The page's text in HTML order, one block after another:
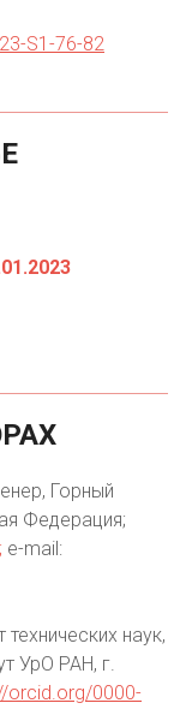
S1-76-82
Горный
Федерация;
e-mail:
технических наук,
УрО РАН, г.
orcid.org/0000-